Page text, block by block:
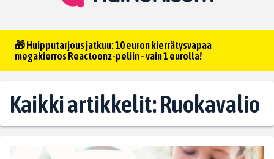
🎁 Huipputarjous jatkuu: 10 euron kierrätysvapaa
megakierros Reactoonz-peliin - vain 1 eurolla!
Kaikki artikkelit: Ruokavalio